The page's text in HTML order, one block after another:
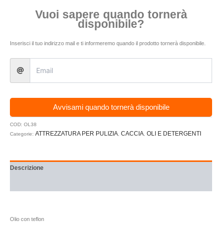
Vuoi sapere quando tornerà
disponibile?
Inserisci il tuo indirizzo mail e ti informeremo quando il prodotto tornerà disponibile.
Avvisami quando tornerà disponibile
COD: OL38
Categorie: ATTREZZATURA PER PULIZIA CACCIA OLI E DETERGENTI
Descrizione
Olio con teflon